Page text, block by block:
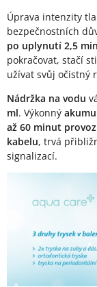
Úprava intenzity
bezpečnostních
po uplynutí 2,5
pokračovat, stačí
užívat svůj očistný
Nádržka na vodu
ml. Výkonný
až 60 minut
kabelu, trvá
signalizací.